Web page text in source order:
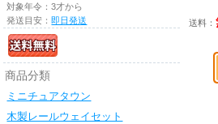
対象年令：3才から
発送目安：即日発送
商品分類
ミニチュアタウン
木製レールウェイセット
送料：